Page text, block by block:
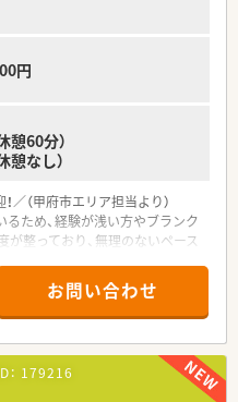
ろん、20代から30代であれば未
取り組める方を歓迎いたします。
けられる誠実な人柄であり、かつ
なせる粘り強い方を求めていま
ースで550万円から600万円とな
おり、薬剤師賠償責任保険への
見据えた安心の待遇が揃っていま
定したキャリアを形成することが
営するほか居宅介護支援事業も
括的に支えている安定した法人で
円
憩60分）
なし）
／（甲府市エリア担当より）
るため、経験が浅い方やブランク
整っており、無理のないペース
＊
にあり、近隣の内科クリニック
ンに応需している調剤薬局で
50枚程度で、特定の科目に偏り
お問い合わせ
179216